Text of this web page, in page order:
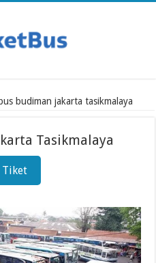
budiman jakarta tasikmalaya
Tasikmalaya
Tiket